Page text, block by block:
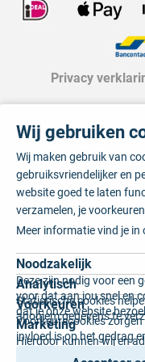
Privacy
Wij gebruiken
Wij maken gebruik van
gebruiksvriendelijker en
website goed te laten
verzamelen, je
Meer informatie vind je in
Noodzakelijk
Deze zijn nodig voor een
voor dat aan jou snel en
dat je onze website
Analytisch
Statistische cookies
anoniem gegevens te
Voorkeuren
Voorkeurscookies
invloed is op het gedrag
Marketing
Hierdoor kunnen wij en
gepersonaliseerde